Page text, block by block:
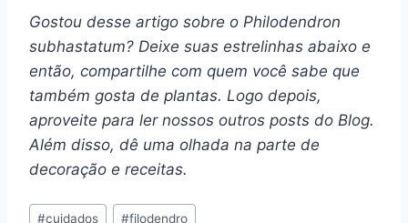
Gostou desse artigo sobre o Philodendron
subhastatum? Deixe suas estrelinhas abaixo e
então, compartilhe com quem você sabe que
também gosta de plantas. Logo depois,
aproveite para ler nossos outros posts do Blog.
Além disso, dê uma olhada na parte de
decoração e receitas.
Tags
#cuidados #filodendro